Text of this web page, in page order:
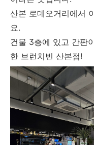
산본 로데오거리에서
요.
건물 3층에 있고 간판
한 브런치빈 산본점!